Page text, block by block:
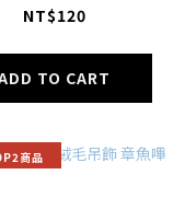
NT$120
TO CART
商品